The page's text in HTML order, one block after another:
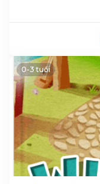
0-3 tuổi